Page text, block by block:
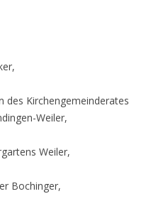
des Kirchengemeinderates
Weiler,
Weiler,
Bochinger,